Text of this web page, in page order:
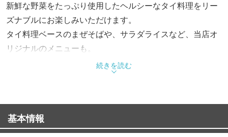
新鮮な野菜をたっぷり使用したヘルシーなタイ料理をリー
ズナブルにお楽しみいただけます。
タイ料理ベースのまぜそばや、サラダライスなど、当店オ
リジナルのメニューも。
・グリーンカレーサラダライス … 980円（税込）
・パクチーまぜそば … 880円（税込）
続きを読む
基本情報